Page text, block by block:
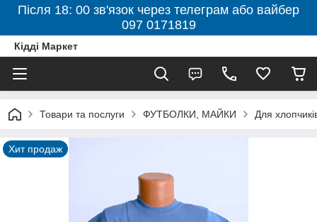
Після 18: 00 зв'язок через телеграм або вайбер
097 0171819
Кідді Маркет
Товари та послуги ФУТБОЛКИ, МАЙКИ Для
Хит продаж